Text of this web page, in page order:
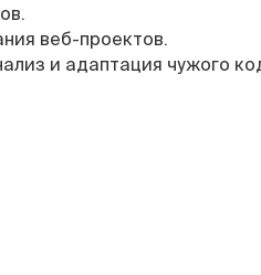
веб-проектов.
и адаптация чужого